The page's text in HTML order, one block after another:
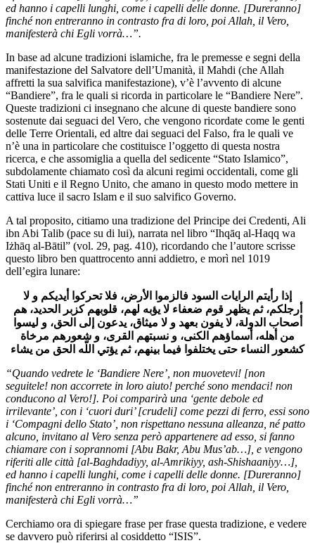
ed hanno i capelli lunghi, come i capelli delle donne. [Dureranno]
finché non entreranno in contrasto fra di loro, poi Allah, il Vero,
manifesterà chi Egli vorrà…”.
In base ad alcune tradizioni islamiche, fra le premesse e segni della
manifestazione del Salvatore dell’Umanità, il Mahdi (che Allah
affretti la sua salvifica manifestazione), v’è l’avvento di alcune
“Bandiere”, fra le quali si ricorda in particolare le “Bandiere Nere”.
Queste tradizioni ci insegnano che alcune di queste bandiere sono
sostenute dai seguaci del Vero, che vengono ricordate come le genti
delle Terre Orientali, ed altre dai seguaci del Falso, fra le quali ve
n’è una in particolare che costituisce l’oggetto di questa nostra
ricerca, e che assomiglia a quella del sedicente “Stato Islamico”,
subdolamente chiamato così da alcuni regimi occidentali, come gli
Stati Uniti e il Regno Unito, che amano in questo modo mettere in
cattiva luce il sacro Islam e il suo salvifico Governo.
A tal proposito, citiamo una tradizione del Principe dei Credenti, Ali
ibn Abi Talib (pace su di lui), narrata nel libro “Ihqāq al-Haqq wa
Iżhāq al-Bātil” (vol. 29, pag. 410), ricordando che l’autore scrisse
questo libro ben quattrocento anni addietro, e morì nel 1019
dell’egira lunare:
إذا رأيتم الرايات السود فالزموا الأرض، فلا تحركوا أيديكم و لا
أرجلكم، ثم يظهر قوم ضعفاء لا يؤبه لهم، قلوبهم كزبر الحديد، هم
أصحاب الدولة، لا يفون بعهد و لا ميثاق، يدعون إلى الحق، و ليسوا
من أهله، أسماؤهم الكنى، و نسبتهم القرى، و شعورهم مرخاة
كشعور النساء حتى يختلفوا فيما بينهم، ثم يؤتي اللّه الحق من يشاء
“Quando vedrete le ‘Bandiere Nere’, non muovetevi! [non
seguitele! non accorrete in loro aiuto! perché sono mendaci! non
conducono al Vero!]. Poi comparirà una ‘gente debole ed
irrilevante’, con i ‘cuori duri’ [crudeli] come pezzi di ferro, essi sono
i ‘Compagni dello Stato’, non rispettano nessuna alleanza, né patto
alcuno, invitano al Vero senza però appartenere ad esso, si fanno
chiamare con i soprannomi [Abu Bakr, Abu Mus’ab…], e vengono
riferiti alle città [al-Baghdadiyy, al-Amrikiyy, ash-Shishaaniyy…],
ed hanno i capelli lunghi, come i capelli delle donne. [Dureranno]
finché non entreranno in contrasto fra di loro, poi Allah, il Vero,
manifesterà chi Egli vorrà…”
Cerchiamo ora di spiegare frase per frase questa tradizione, e vedere
se davvero può riferirsi al cosiddetto “ISIS”.